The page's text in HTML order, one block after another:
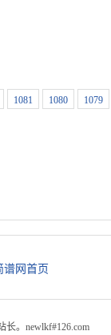
1081 1080 1079
谱网首页
。newlkf#126.com